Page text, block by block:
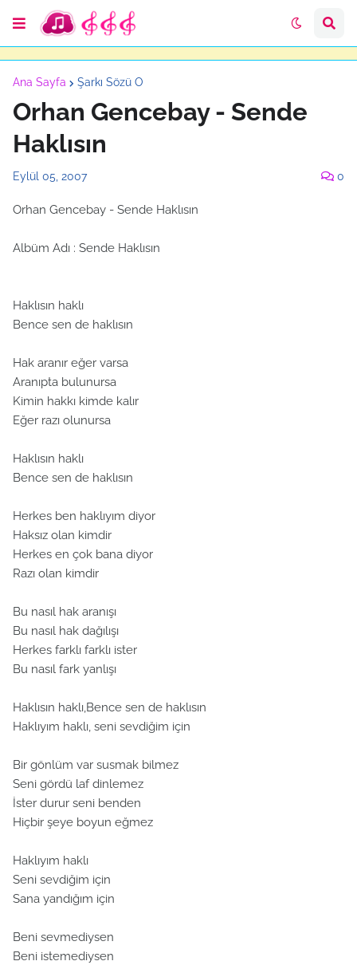
Ana Sayfa Şarkı Sözü O
Orhan Gencebay - Sende
Haklısın
Eylül 05, 2007 0
Orhan Gencebay - Sende Haklısın
Albüm Adı : Sende Haklısın
Haklısın haklı
Bence sen de haklısın
Hak aranır eğer varsa
Aranıpta bulunursa
Kimin hakkı kimde kalır
Eğer razı olunursa
Haklısın haklı
Bence sen de haklısın
Herkes ben haklıyım diyor
Haksız olan kimdir
Herkes en çok bana diyor
Razı olan kimdir
Bu nasıl hak aranışı
Bu nasıl hak dağılışı
Herkes farklı farklı ister
Bu nasıl fark yanlışı
Haklısın haklı,Bence sen de haklısın
Haklıyım haklı, seni sevdiğim için
Bir gönlüm var susmak bilmez
Seni gördü laf dinlemez
İster durur seni benden
Hiçbir şeye boyun eğmez
Haklıyım haklı
Seni sevdiğim için
Sana yandığım için
Beni sevmediysen
Beni istemediysen